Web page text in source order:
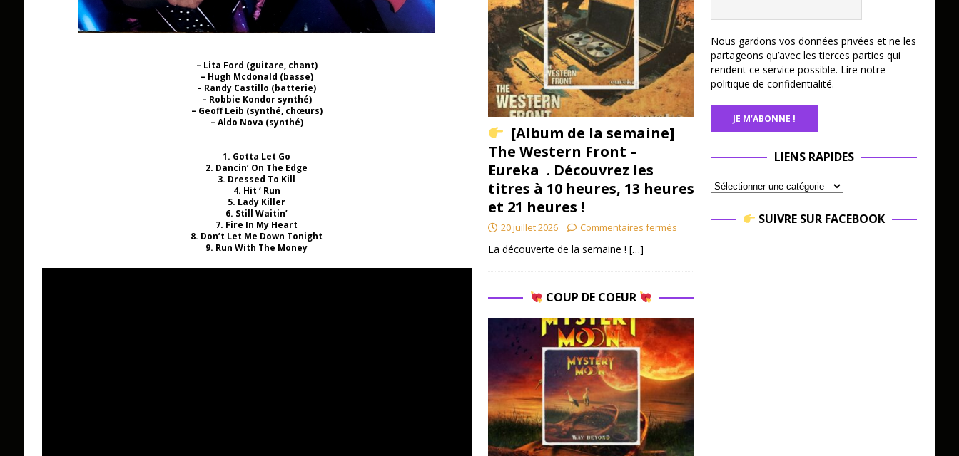
– Lita Ford (guitare, chant)
– Hugh Mcdonald (basse)
– Randy Castillo (batterie)
– Robbie Kondor synthé)
– Geoff Leib (synthé, chœurs)
– Aldo Nova (synthé)
1. Gotta Let Go
2. Dancin’ On The Edge
3. Dressed To Kill
4. Hit ‘ Run
5. Lady Killer
6. Still Waitin’
7. Fire In My Heart
8. Don’t Let Me Down Tonight
9. Run With The Money
[Album de la semaine]
The Western Front –
Eureka . Découvrez les
titres à 10 heures, 13 heures
et 21 heures !
20 juillet 2026 Commentaires fermés
La découverte de la semaine ! […]
COUP DE COEUR
Nous gardons vos données privées et ne les
partageons qu’avec les tierces parties qui
rendent ce service possible. Lire notre
politique de confidentialité.
LIENS RAPIDES
SUIVRE SUR FACEBOOK